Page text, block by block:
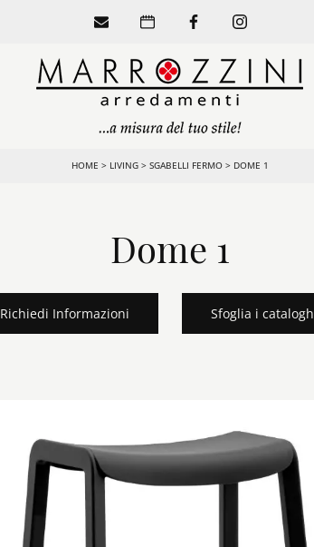
HOME > LIVING > SGABELLI FERMO > DOME 1
Dome 1
Richiedi Informazioni Sfoglia i